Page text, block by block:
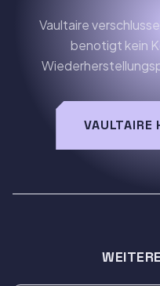
Vaultaire
benotigt kein
VAULTAIRE